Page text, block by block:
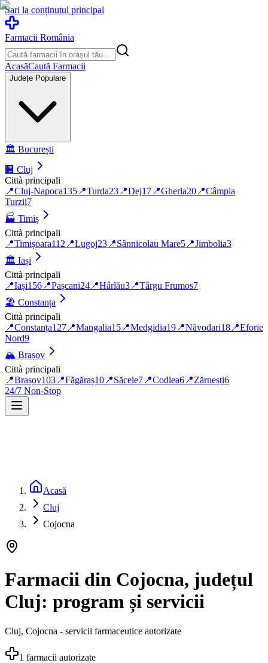
Sari la conținutul principal
Farmacii România
AcasăCaută Farmacii
Județe Populare
🏛️ București
🏢 Cluj
Città principali
📍Cluj-Napoca135 📍Turda23 📍Dej17 📍Gherla20 📍Câmpia
Turzii7
🏭 Timiș
Città principali
📍Timișoara112 📍Lugoj23 📍Sânnicolau Mare5 📍Jimbolia3
🏛️ Iași
Città principali
📍Iași156 📍Pașcani24 📍Hârlău3 📍Târgu Frumos7
🏖️ Constanța
Città principali
📍Constanța127 📍Mangalia15 📍Medgidia19 📍Năvodari18 📍Eforie
Nord9
🏔️ Brașov
Città principali
📍Brașov103 📍Făgăraș10 📍Săcele7 📍Codlea6 📍Zărnești6
24/7 Non-Stop
Acasă
Cluj
Cojocna
Farmacii din Cojocna, județul
Cluj: program și servicii
Cluj, Cojocna - servicii farmaceutice autorizate
1 farmacii autorizate